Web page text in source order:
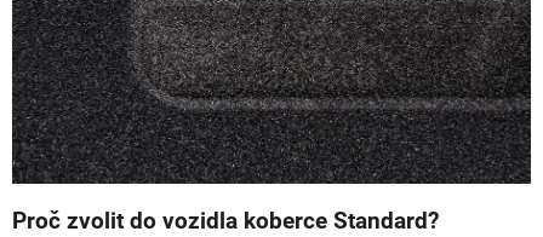
Proč zvolit do vozidla koberce Standard?